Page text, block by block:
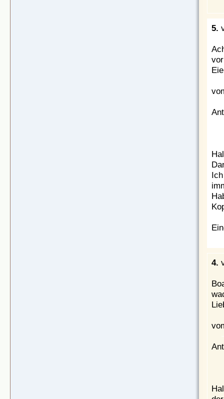
5.
4.